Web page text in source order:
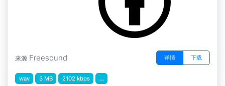
来源 Freesound 详情 下载
wav 3 MB 2102 kbps ...